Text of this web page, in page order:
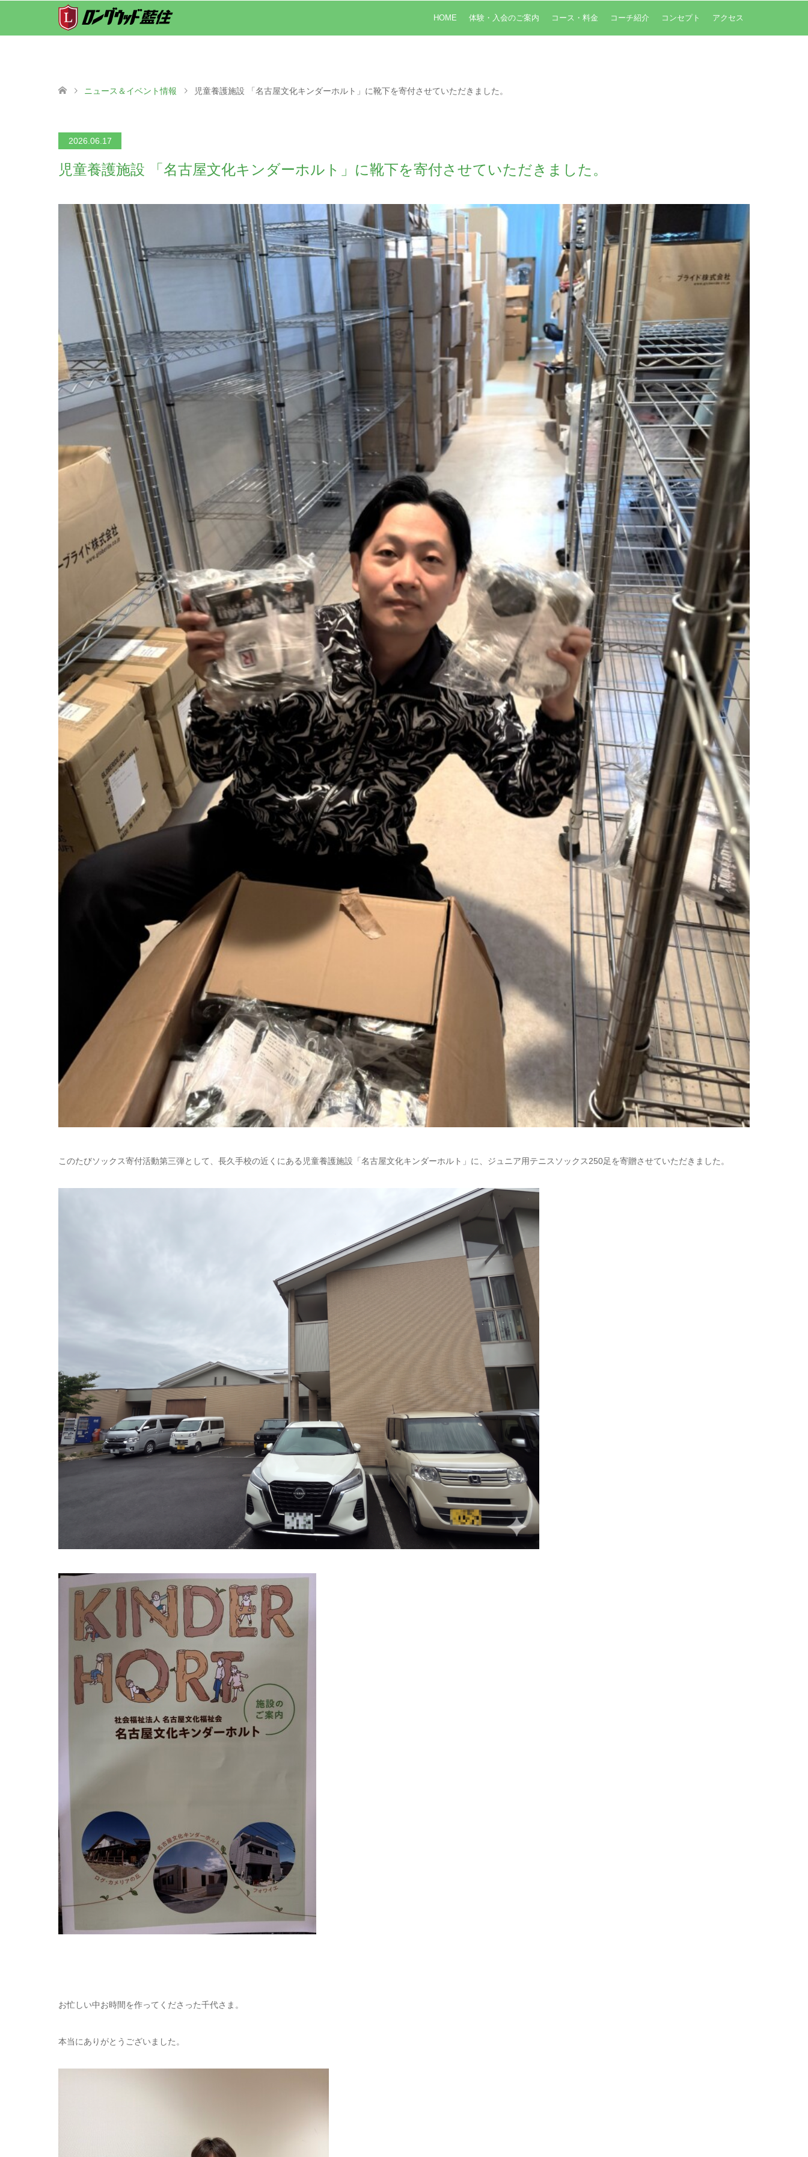
HOME 体験・入会のご案内 コース・料金 コーチ紹介 コンセプト アクセス
ニュース＆イベント情報 児童養護施設 「名古屋文化キンダーホルト」に靴下を寄付させていただきました。
2026.06.17
児童養護施設 「名古屋文化キンダーホルト」に靴下を寄付させていただきました。
このたびソックス寄付活動第三弾として、長久手校の近くにある児童養護施設「名古屋文化キンダーホルト」に、ジュニア用テニスソックス250足を寄贈させていただきました。
お忙しい中お時間を作ってくださった千代さま。
本当にありがとうございました。